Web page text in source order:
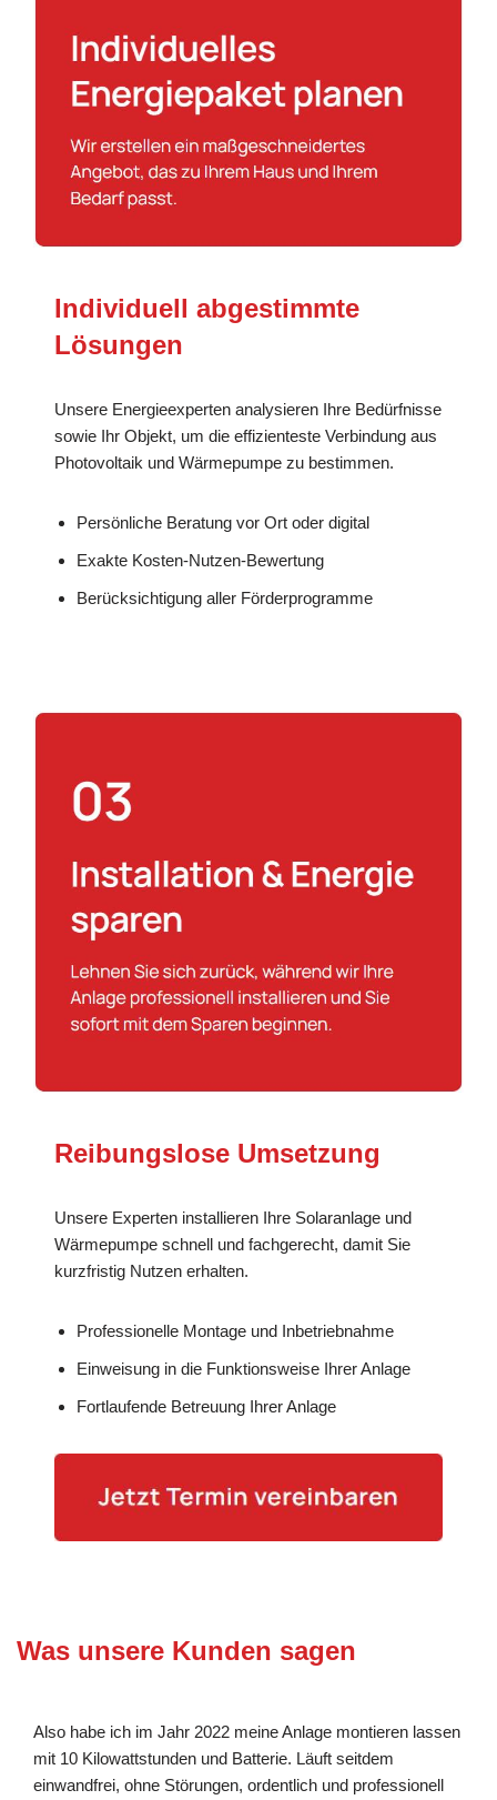
Individuell abgestimmte
Lösungen
Unsere Energieexperten analysieren Ihre Bedürfnisse
sowie Ihr Objekt, um die effizienteste Verbindung aus
Photovoltaik und Wärmepumpe zu bestimmen.
Persönliche Beratung vor Ort oder digital
Exakte Kosten-Nutzen-Bewertung
Berücksichtigung aller Förderprogramme
Reibungslose Umsetzung
Unsere Experten installieren Ihre Solaranlage und
Wärmepumpe schnell und fachgerecht, damit Sie
kurzfristig Nutzen erhalten.
Professionelle Montage und Inbetriebnahme
Einweisung in die Funktionsweise Ihrer Anlage
Fortlaufende Betreuung Ihrer Anlage
Was unsere Kunden sagen
Also habe ich im Jahr 2022 meine Anlage montieren lassen
mit 10 Kilowattstunden und Batterie. Läuft seitdem
einwandfrei, ohne Störungen, ordentlich und professionell